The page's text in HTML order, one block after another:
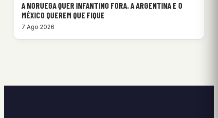
A NORUEGA QUER INFANTINO FORA. A ARGENTINA E O
MÉXICO QUEREM QUE FIQUE
7 Ago 2026